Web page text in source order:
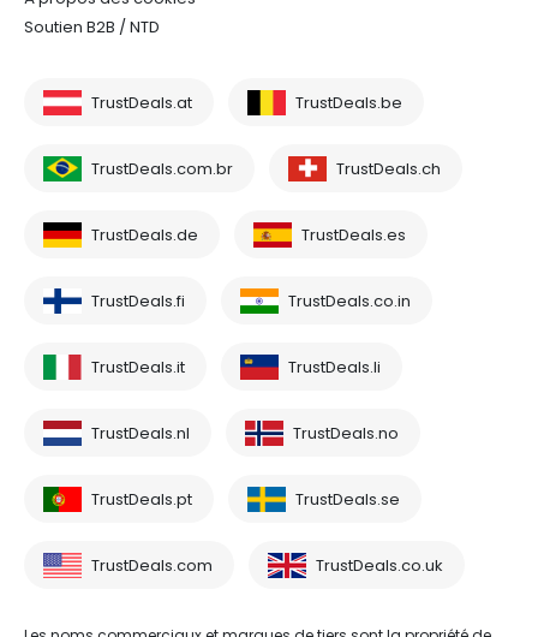
Soutien B2B / NTD
TrustDeals.at TrustDeals.be
TrustDeals.com.br TrustDeals.ch
TrustDeals.de TrustDeals.es
TrustDeals.fi TrustDeals.co.in
TrustDeals.it TrustDeals.li
TrustDeals.nl TrustDeals.no
TrustDeals.pt TrustDeals.se
TrustDeals.com TrustDeals.co.uk